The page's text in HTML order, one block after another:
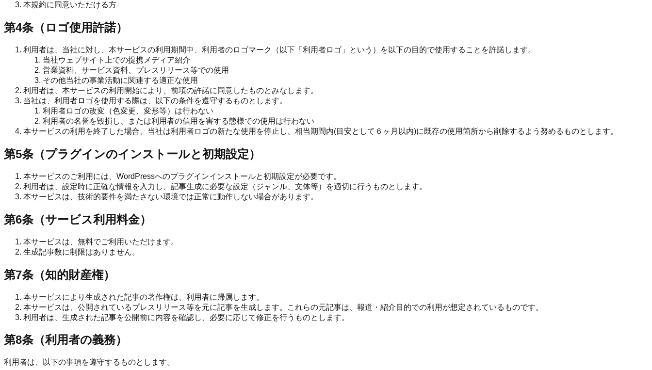
本規約に同意いただける方
第4条（ロゴ使用許諾）
利用者は、当社に対し、本サービスの利用期間中、利用者のロゴマーク（以下「利用者ロゴ」という）を以下の目的で使用することを許諾します。
当社ウェブサイト上での提携メディア紹介
営業資料、サービス資料、プレスリリース等での使用
その他当社の事業活動に関連する適正な使用
利用者は、本サービスの利用開始により、前項の許諾に同意したものとみなします。
当社は、利用者ロゴを使用する際は、以下の条件を遵守するものとします。
利用者ロゴの改変（色変更、変形等）は行わない
利用者の名誉を毀損し、または利用者の信用を害する態様での使用は行わない
本サービスの利用を終了した場合、当社は利用者ロゴの新たな使用を停止し、相当期間内(目安として６ヶ月以内)に既存の使用箇所から削除するよう努めるものとします。
第5条（プラグインのインストールと初期設定）
本サービスのご利用には、WordPressへのプラグインインストールと初期設定が必要です。
利用者は、設定時に正確な情報を入力し、記事生成に必要な設定（ジャンル、文体等）を適切に行うものとします。
本サービスは、技術的要件を満たさない環境では正常に動作しない場合があります。
第6条（サービス利用料金）
本サービスは、無料でご利用いただけます。
生成記事数に制限はありません。
第7条（知的財産権）
本サービスにより生成された記事の著作権は、利用者に帰属します。
本サービスは、公開されているプレスリリース等を元に記事を生成します。これらの元記事は、報道・紹介目的での利用が想定されているものです。
利用者は、生成された記事を公開前に内容を確認し、必要に応じて修正を行うものとします。
第8条（利用者の義務）
利用者は、以下の事項を遵守するものとします。